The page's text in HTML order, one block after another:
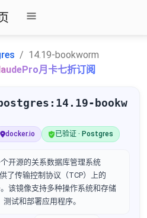
14.19-bookworm
月卡七折订阅
bookw
docker.io 已验证 · Postgres
开源的关系数据库管理系统
了传输控制协议（TCP）上的
该镜像支持多种操作系统和存储
试和部署应用程序。